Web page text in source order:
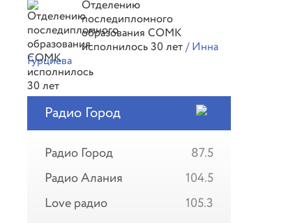
Отделению
последипломного
образования СОМК
исполнилось 30 лет/ Инна
Гурциева
Радио Город
Радио Город
87.5
Радио Алания
104.5
Love радио
105.3